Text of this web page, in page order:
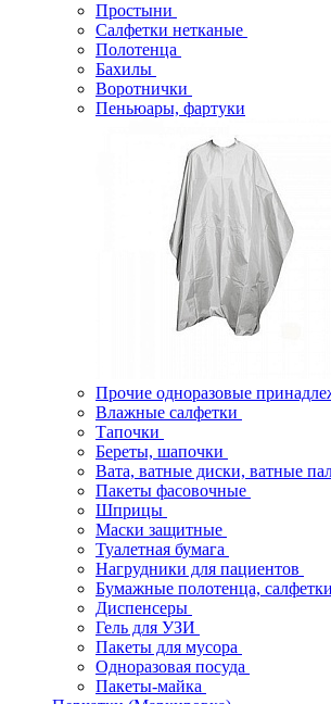
Простыни
Салфетки нетканые
Полотенца
Бахилы
Воротнички
Пеньюары, фартуки
Прочие одноразовые
Влажные салфетки
Тапочки
Береты, шапочки
Вата, ватные диски, ватные
Пакеты фасовочные
Шприцы
Маски защитные
Туалетная бумага
Нагрудники для пациентов
Бумажные полотенца, салфетки
Диспенсеры
Гель для УЗИ
Пакеты для мусора
Одноразовая посуда
Пакеты-майка